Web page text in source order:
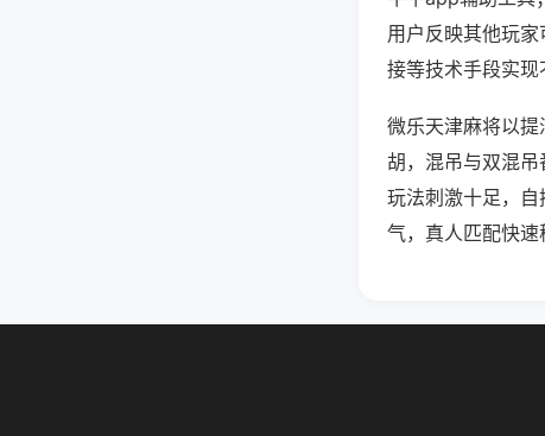
用户反映其他玩家
接等技术手段实现
微乐天津麻将以
胡，混吊与双混
玩法刺激十足，
气，真人匹配快速